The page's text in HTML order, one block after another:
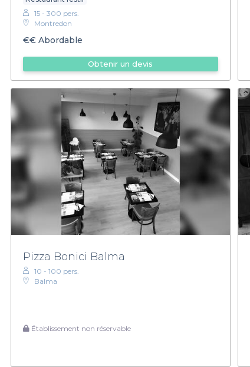
15 - 300 pers.
Montredon
€€ Abordable
Obtenir un devis
Pizza Bonici Balma
10 - 100 pers.
Balma
Établissement non réservable